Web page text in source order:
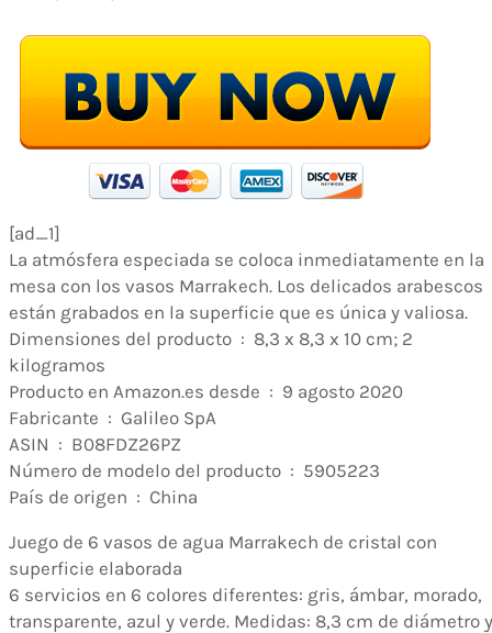
[ad_1]
La atmósfera especiada se coloca inmediatamente en la
mesa con los vasos Marrakech. Los delicados arabescos
están grabados en la superficie que es única y valiosa.
Dimensiones del producto ‏ : ‎ 8,3 x 8,3 x 10 cm; 2
kilogramos
Producto en Amazon.es desde ‏ : ‎ 9 agosto 2020
Fabricante ‏ : ‎ Galileo SpA
ASIN ‏ : ‎ B08FDZ26PZ
Número de modelo del producto ‏ : ‎ 5905223
País de origen ‏ : ‎ China
Juego de 6 vasos de agua Marrakech de cristal con
superficie elaborada
6 servicios en 6 colores diferentes: gris, ámbar, morado,
transparente, azul y verde. Medidas: 8,3 cm de diámetro y